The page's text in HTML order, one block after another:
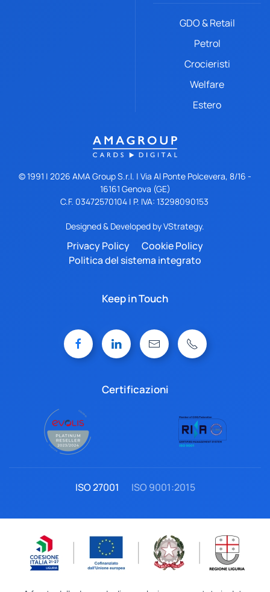
GDO & Retail
Petrol
Crocieristi
Welfare
Estero
© 1991 | 2026 AMA Group S.r.l. | Via Al Ponte Polcevera, 8/16 -
16161 Genova (GE)
C.F. 03472570104 | P. IVA: 13298090153
Designed & Developed byVStrategy.
Privacy Policy
Cookie Policy
Politica del sistema integrato
Keep in Touch
Certificazioni
ISO 27001 ISO 9001:2015